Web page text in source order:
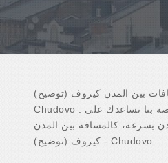
بين المدن كيروف (توضيح),
Chudovo . خريطة الطريق الخاصة بنا تساعدك على
بسرعة، كالمسافة بين المدن
كيروف (توضيح) - Chudovo .